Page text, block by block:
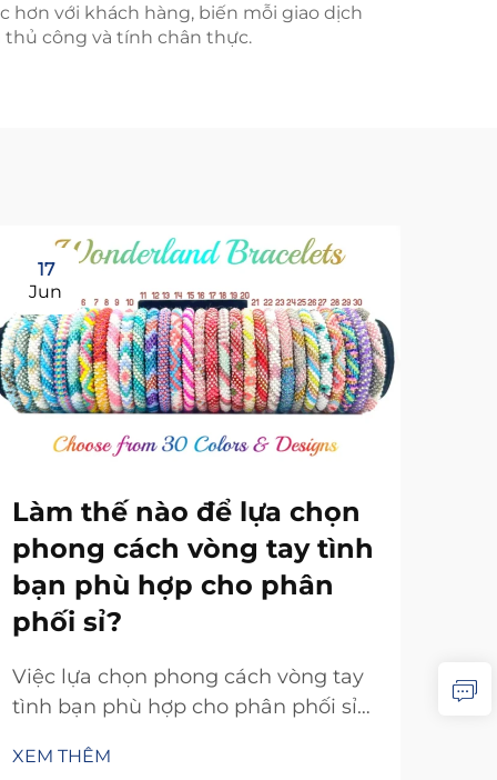
hơn với khách hàng, biến mỗi giao dịch
công và tính chân thực.
17
Jun
Làm thế nào để lựa chọn
phong cách vòng tay tình
bạn phù hợp cho phân
phối sỉ?
Việc lựa chọn phong cách vòng tay
tình bạn phù hợp cho phân phối sỉ
lưỡng giữa nhu cầu thị trường, đối
XEM THÊM